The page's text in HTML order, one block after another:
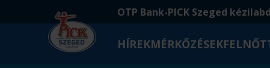
OTP Bank-PICK Szeged
HÍREKMÉRKŐZÉSEK